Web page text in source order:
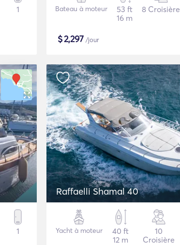
1 Bateau à moteur
53 ft
16 m
8 Croisière
$2,297 /jour
1
Raffaelli Shamal 40
Yacht à moteur
40 ft
12 m
10
Croisière